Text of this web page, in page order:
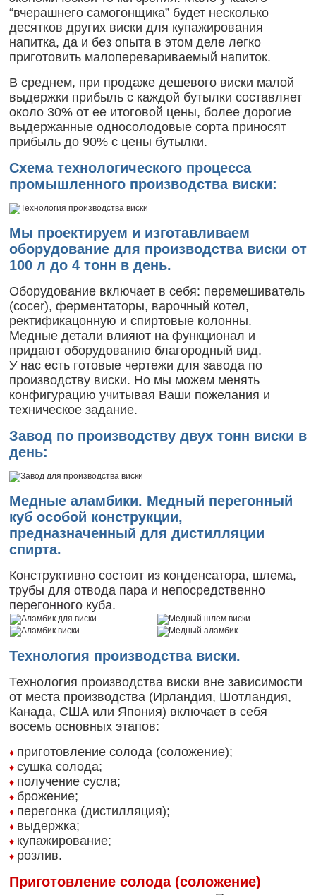
“вчерашнего самогонщика” будет несколько
десятков других виски для купажирования
напитка, да и без опыта в этом деле легко
приготовить малоперевариваемый напиток.
В среднем, при продаже дешевого виски малой
выдержки прибыль с каждой бутылки составляет
около 30% от ее итоговой цены, более дорогие
выдержанные односолодовые сорта приносят
прибыль до 90% с цены бутылки.
Схема технологического процесса
промышленного производства виски:
Мы проектируем и изготавливаем
оборудование для производства виски от
100 л до 4 тонн в день.
Оборудование включает в себя: перемешиватель
(cocer), ферментаторы, варочный котел,
ректификацонную и спиртовые колонны.
Медные детали влияют на функционал и
придают оборудованию благородный вид.
У нас есть готовые чертежи для завода по
производству виски. Но мы можем менять
конфигурацию учитывая Ваши пожелания и
техническое задание.
Завод по производству двух тонн виски в
день:
Медные аламбики. Медный перегонный
куб особой конструкции,
предназначенный для дистилляции
спирта.
Конструктивно состоит из конденсатора, шлема,
трубы для отвода пара и непосредственно
перегонного куба.
Технология производства виски.
Технология производства виски вне зависимости
от места производства (Ирландия, Шотландия,
Канада, США или Япония) включает в себя
восемь основных этапов:
♦ приготовление солода (соложение);
♦ сушка солода;
♦ получение сусла;
♦ брожение;
♦ перегонка (дистилляция);
♦ выдержка;
♦ купажирование;
♦ розлив.
Приготовление солода (соложение)